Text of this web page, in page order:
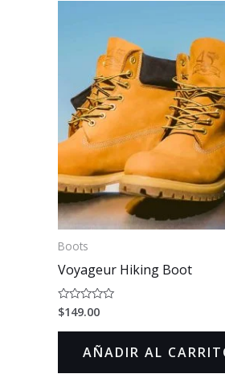
Boots
Voyageur Hiking Boot
Valorado
en
0
$149.00
AÑADIR AL